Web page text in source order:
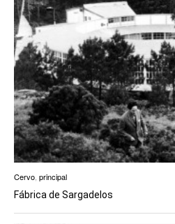
Cervo, principal
Fábrica de Sargadelos